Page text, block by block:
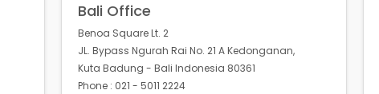
Bali Office
Benoa Square Lt. 2
JL. Bypass Ngurah Rai No. 21 A Kedonganan,
Kuta Badung - Bali Indonesia 80361
Phone : 021 - 5011 2224